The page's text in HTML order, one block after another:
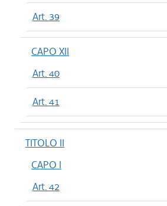
Art. 39
CAPO XII
Art. 40
Art. 41
TITOLO II
CAPO I
Art. 42